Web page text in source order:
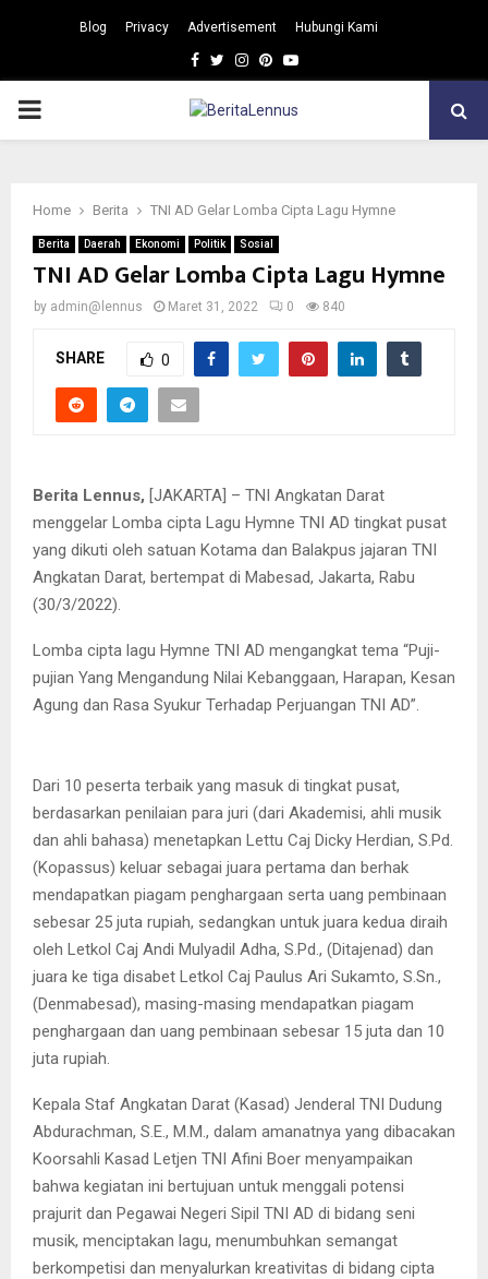
Blog Privacy Advertisement Hubungi Kami
Facebook
TwitterInstagram
Pinterest
Youtube
PRIMARY
Home Berita TNI AD Gelar Lomba Cipta Lagu Hymne
Berita Daerah Ekonomi Politik Sosial
TNI AD Gelar Lomba Cipta Lagu Hymne
by admin@lennus Maret 31, 2022 0 840
SHARE 0
Berita Lennus, [JAKARTA] – TNI Angkatan Darat
menggelar Lomba cipta Lagu Hymne TNI AD tingkat pusat
yang dikuti oleh satuan Kotama dan Balakpus jajaran TNI
Angkatan Darat, bertempat di Mabesad, Jakarta, Rabu
(30/3/2022).
Lomba cipta lagu Hymne TNI AD mengangkat tema “Puji-
pujian Yang Mengandung Nilai Kebanggaan, Harapan, Kesan
Agung dan Rasa Syukur Terhadap Perjuangan TNI AD”.
Dari 10 peserta terbaik yang masuk di tingkat pusat,
berdasarkan penilaian para juri (dari Akademisi, ahli musik
dan ahli bahasa) menetapkan Lettu Caj Dicky Herdian, S.Pd.
(Kopassus) keluar sebagai juara pertama dan berhak
mendapatkan piagam penghargaan serta uang pembinaan
sebesar 25 juta rupiah, sedangkan untuk juara kedua diraih
oleh Letkol Caj Andi Mulyadil Adha, S.Pd., (Ditajenad) dan
juara ke tiga disabet Letkol Caj Paulus Ari Sukamto, S.Sn.,
(Denmabesad), masing-masing mendapatkan piagam
penghargaan dan uang pembinaan sebesar 15 juta dan 10
juta rupiah.
Kepala Staf Angkatan Darat (Kasad) Jenderal TNI Dudung
Abdurachman, S.E., M.M., dalam amanatnya yang dibacakan
Koorsahli Kasad Letjen TNI Afini Boer menyampaikan
bahwa kegiatan ini bertujuan untuk menggali potensi
prajurit dan Pegawai Negeri Sipil TNI AD di bidang seni
musik, menciptakan lagu, menumbuhkan semangat
berkompetisi dan menyalurkan kreativitas di bidang cipta